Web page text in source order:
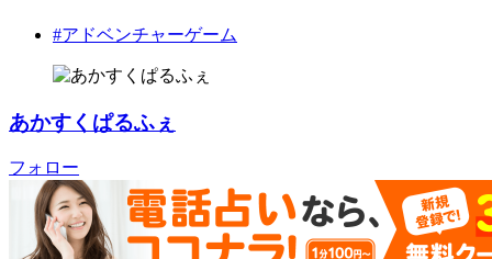
#アドベンチャーゲーム
あかすくぱるふぇ
フォロー